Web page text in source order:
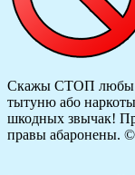
Скажы СТОП любы
тытуню або
шкодных звычак!
правы абаронены.